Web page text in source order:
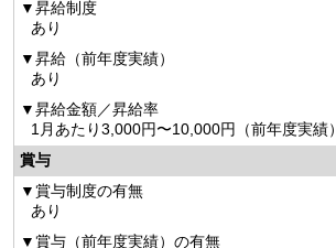
昇給制度
あり
昇給（前年度実績）
あり
昇給金額／昇給率
1月あたり3,000円〜10,000円（前年度実績）
賞与
賞与制度の有無
あり
賞与（前年度実績）の有無